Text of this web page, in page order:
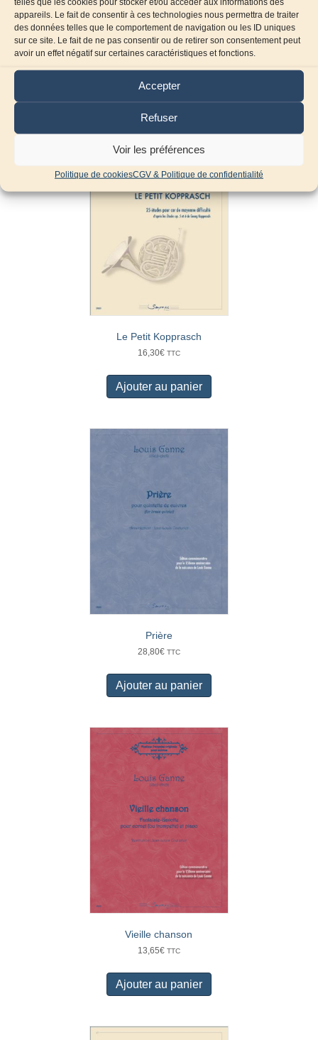
appareils. Le fait de consentir à ces technologies nous permettra de traiter
des données telles que le comportement de navigation ou les ID uniques
sur ce site. Le fait de ne pas consentir ou de retirer son consentement peut
avoir un effet négatif sur certaines caractéristiques et fonctions.
Accepter
Refuser
Voir les préférences
Politique de cookiesCGV & Politique de confidentialité
Produits similaires
Le Petit Kopprasch
16,30€ TTC
Ajouter au panier
Prière
28,80€ TTC
Ajouter au panier
Vieille chanson
13,65€ TTC
Ajouter au panier